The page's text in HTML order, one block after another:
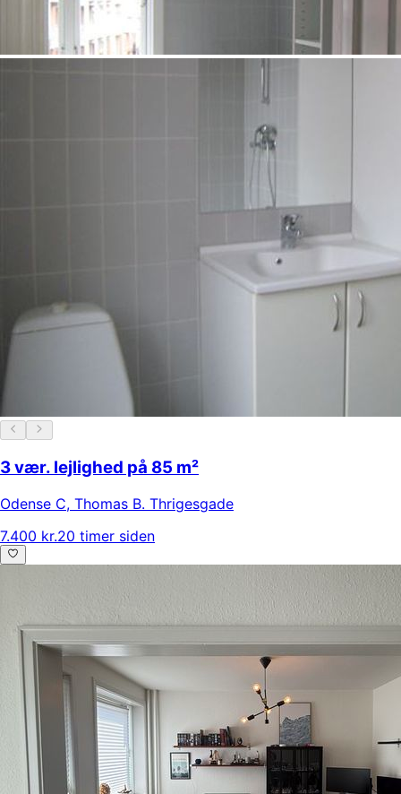
3 vær. lejlighed på 85 m²
Odense C, Thomas B. Thrigesgade
7.400 kr.20 timer siden